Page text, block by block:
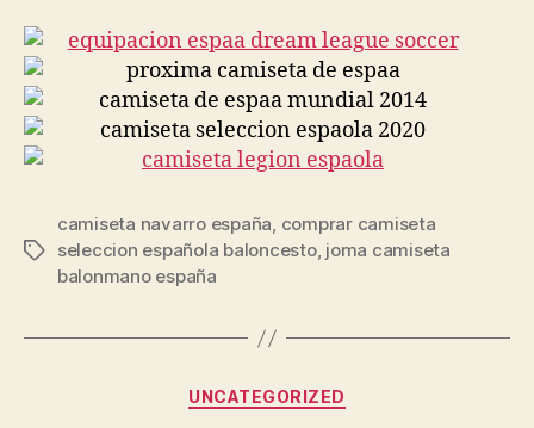
Etiquetas
camiseta navarro españa, comprar camiseta
seleccion española baloncesto, joma camiseta
balonmano españa
Categorías
UNCATEGORIZED